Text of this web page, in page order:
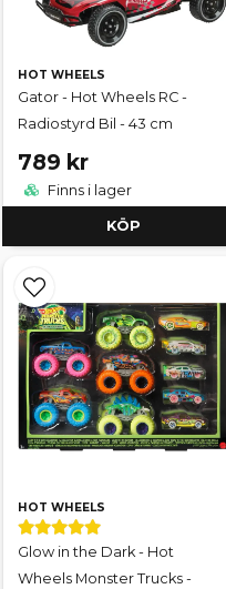
HOT WHEELS
Gator - Hot Wheels RC -
Radiostyrd Bil - 43 cm
789 kr
Finns i lager
KÖP
HOT WHEELS
Glow in the Dark - Hot
Wheels Monster Trucks -